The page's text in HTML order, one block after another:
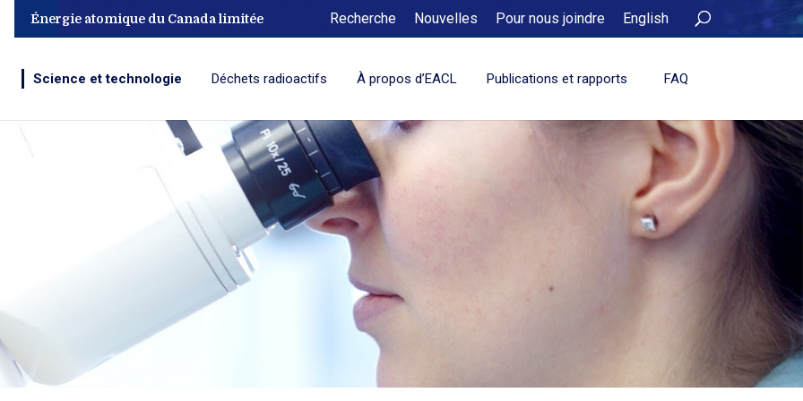
Énergie atomique du Canada limitée Recherche Nouvelles Pour nous joindre English
Science et technologie Déchets radioactifs À propos d’EACL Publications et rapports FAQ